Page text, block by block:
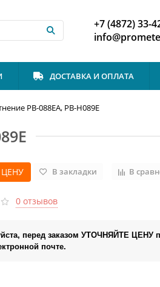
+7 (4872) 33-
ДОСТАВКА И ОПЛАТА
PB-088EA, PB-H089E
В закладки В
0 отзывов
перед заказом УТОЧНЯЙТЕ ЦЕНУ
почте.